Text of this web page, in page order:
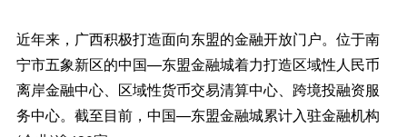
近年来，广西积极打造面向东盟的金融开放门户。位于南
宁市五象新区的中国—东盟金融城着力打造区域性人民币
离岸金融中心、区域性货币交易清算中心、跨境投融资服
务中心。截至目前，中国—东盟金融城累计入驻金融机构